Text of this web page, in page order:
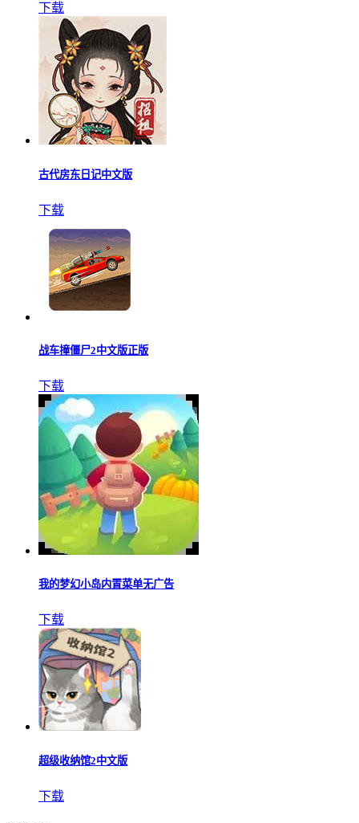
下载
古代房东日记中文版
下载
战车撞僵尸2中文版正版
下载
我的梦幻小岛内置菜单无广告
下载
超级收纳馆2中文版
下载